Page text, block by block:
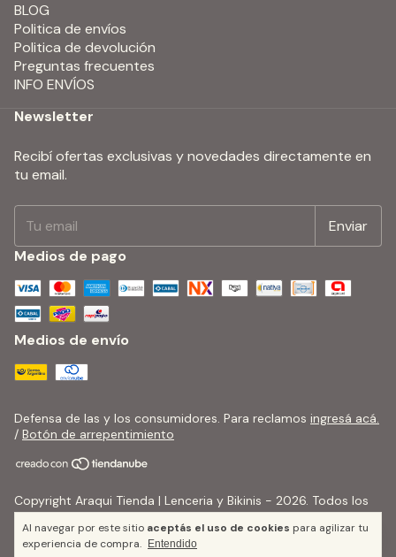
Al navegar por este sitio aceptás el uso de cookies para agilizar tu
experiencia de compra.
Entendido
BLOG
Politica de envíos
Politica de devolución
Preguntas frecuentes
INFO ENVÍOS
Newsletter
Recibí ofertas exclusivas y novedades directamente en
tu email.
Medios de pago
Medios de envío
Defensa de las y los consumidores. Para reclamos ingresá acá.
/ Botón de arrepentimiento
Copyright Araqui Tienda | Lenceria y Bikinis - 2026. Todos los
derechos reservados.